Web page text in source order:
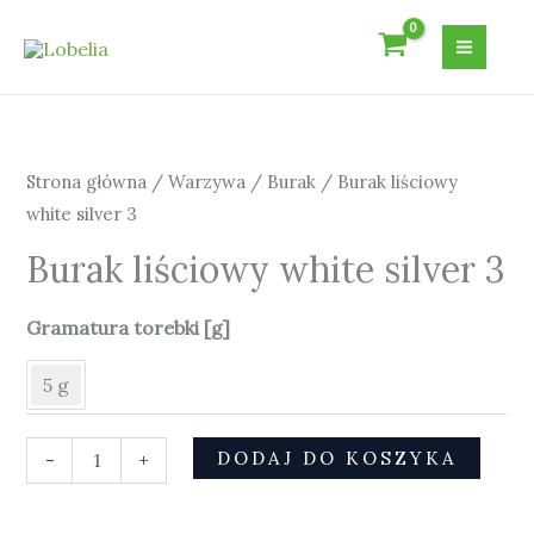
Strona główna /Warzywa / Burak / Burak liściowy
white silver 3
Burak liściowy white silver 3
Gramatura torebki [g]
5 g
-
liściowy
white
3
+ DODAJ DO KOSZYKA